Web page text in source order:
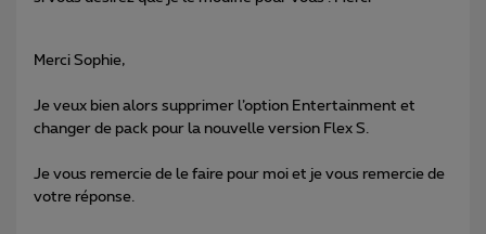
Merci Sophie,
Je veux bien alors supprimer l’option Entertainment et
changer de pack pour la nouvelle version Flex S.
Je vous remercie de le faire pour moi et je vous remercie de
votre réponse.